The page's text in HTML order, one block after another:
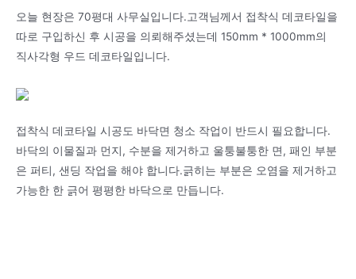
오늘 현장은 70평대 사무실입니다.고객님께서 접착식 데코타일을
따로 구입하신 후 시공을 의뢰해주셨는데 150mm * 1000mm의
직사각형 우드 데코타일입니다.
접착식 데코타일 시공도 바닥면 청소 작업이 반드시 필요합니다.
바닥의 이물질과 먼지, 수분을 제거하고 울퉁불퉁한 면, 패인 부분
은 퍼티, 샌딩 작업을 해야 합니다.긁히는 부분은 오염을 제거하고
가능한 한 긁어 평평한 바닥으로 만듭니다.